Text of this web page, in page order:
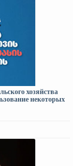
хозяйства
некоторых